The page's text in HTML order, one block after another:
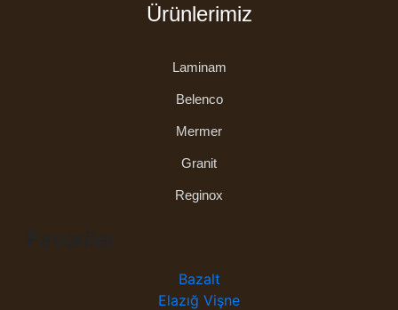
Ürünlerimiz
Laminam
Belenco
Mermer
Granit
Reginox
Bazalt
Elazığ Vişne